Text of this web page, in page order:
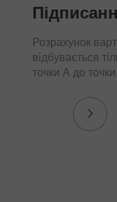
Розрахунок
відбувається
точки А до